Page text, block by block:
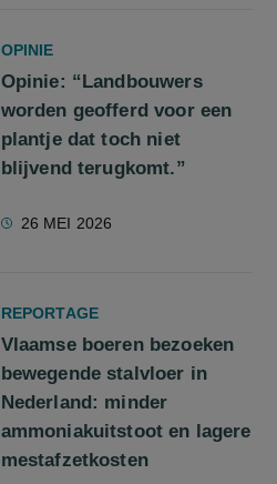
OPINIE
Opinie: “Landbouwers
worden geofferd voor een
plantje dat toch niet
blijvend terugkomt.”
26 MEI 2026
REPORTAGE
Vlaamse boeren bezoeken
bewegende stalvloer in
Nederland: minder
ammoniakuitstoot en lagere
mestafzetkosten